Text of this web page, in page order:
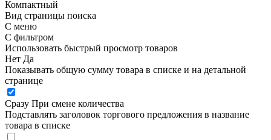
Компактный
Вид страницы поиска
С меню
С фильтром
Использовать быстрый просмотр товаров
Нет Да
Показывать общую сумму товара в списке и на детальной
странице
Сразу При смене количества
Подставлять заголовок торгового предложения в название
товара в списке